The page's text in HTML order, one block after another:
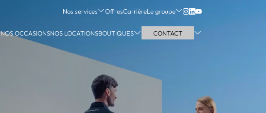
Nos services OffresCarrièreLe groupe
NOS OCCASIONSNOS LOCATIONSBOUTIQUES CONTACT